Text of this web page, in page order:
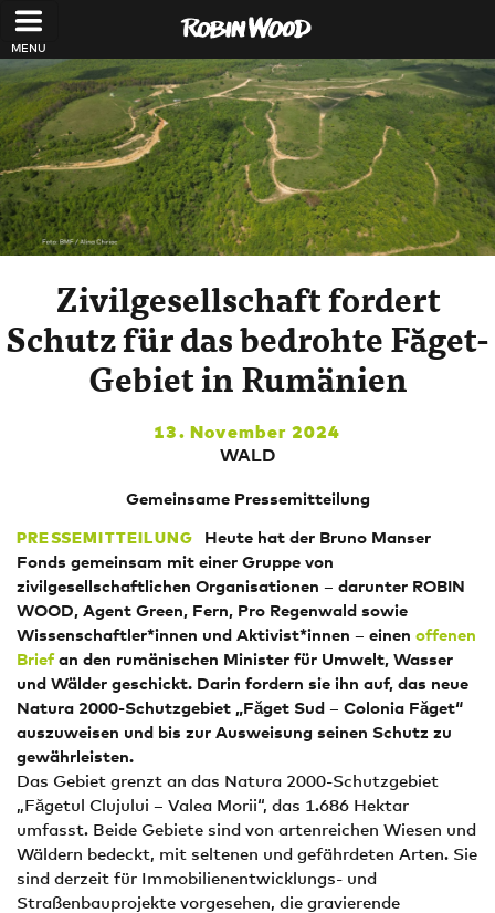
Direkt zum Inhalt
Zivilgesellschaft fordert
Schutz für das bedrohte Făget-
Gebiet in Rumänien
13. November 2024
WALD
Gemeinsame Pressemitteilung
PRESSEMITTEILUNG
Heute hat der Bruno Manser
Fonds gemeinsam mit einer Gruppe von
zivilgesellschaftlichen Organisationen – darunter ROBIN
WOOD, Agent Green, Fern, Pro Regenwald sowie
Wissenschaftler*innen und Aktivist*innen – einen offenen
Briefan den rumänischen Minister für Umwelt, Wasser
und Wälder geschickt. Darin fordern sie ihn auf, das neue
Natura 2000-Schutzgebiet „Făget Sud – Colonia Făget“
auszuweisen und bis zur Ausweisung seinen Schutz zu
gewährleisten.
Das Gebiet grenzt an das Natura 2000-Schutzgebiet
„Făgetul Clujului – Valea Morii“, das 1.686 Hektar
umfasst. Beide Gebiete sind von artenreichen Wiesen und
Wäldern bedeckt, mit seltenen und gefährdeten Arten. Sie
sind derzeit für Immobilienentwicklungs- und
Straßenbauprojekte vorgesehen, die gravierende